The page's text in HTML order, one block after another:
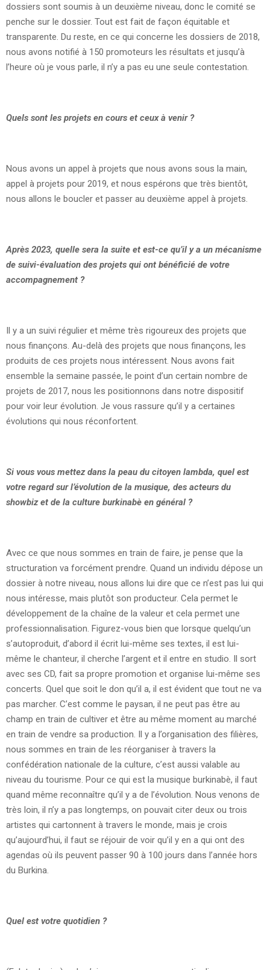
dossiers sont soumis à un deuxième niveau, donc le comité se
penche sur le dossier. Tout est fait de façon équitable et
transparente. Du reste, en ce qui concerne les dossiers de 2018,
nous avons notifié à 150 promoteurs les résultats et jusqu’à
l’heure où je vous parle, il n’y a pas eu une seule contestation.
Quels sont les projets en cours et ceux à venir ?
Nous avons un appel à projets que nous avons sous la main,
appel à projets pour 2019, et nous espérons que très bientôt,
nous allons le boucler et passer au deuxième appel à projets.
Après 2023, quelle sera la suite et est-ce qu’il y a un mécanisme
de suivi-évaluation des projets qui ont bénéficié de votre
accompagnement ?
Il y a un suivi régulier et même très rigoureux des projets que
nous finançons. Au-delà des projets que nous finançons, les
produits de ces projets nous intéressent. Nous avons fait
ensemble la semaine passée, le point d’un certain nombre de
projets de 2017, nous les positionnons dans notre dispositif
pour voir leur évolution. Je vous rassure qu’il y a certaines
évolutions qui nous réconfortent.
Si vous vous mettez dans la peau du citoyen lambda, quel est
votre regard sur l’évolution de la musique, des acteurs du
showbiz et de la culture burkinabè en général ?
Avec ce que nous sommes en train de faire, je pense que la
structuration va forcément prendre. Quand un individu dépose un
dossier à notre niveau, nous allons lui dire que ce n’est pas lui qui
nous intéresse, mais plutôt son producteur. Cela permet le
développement de la chaîne de la valeur et cela permet une
professionnalisation. Figurez-vous bien que lorsque quelqu’un
s’autoproduit, d’abord il écrit lui-même ses textes, il est lui-
même le chanteur, il cherche l’argent et il entre en studio. Il sort
avec ses CD, fait sa propre promotion et organise lui-même ses
concerts. Quel que soit le don qu’il a, il est évident que tout ne va
pas marcher. C’est comme le paysan, il ne peut pas être au
champ en train de cultiver et être au même moment au marché
en train de vendre sa production. Il y a l’organisation des filières,
nous sommes en train de les réorganiser à travers la
confédération nationale de la culture, c’est aussi valable au
niveau du tourisme. Pour ce qui est la musique burkinabè, il faut
quand même reconnaître qu’il y a de l’évolution. Nous venons de
très loin, il n’y a pas longtemps, on pouvait citer deux ou trois
artistes qui cartonnent à travers le monde, mais je crois
qu’aujourd’hui, il faut se réjouir de voir qu’il y en a qui ont des
agendas où ils peuvent passer 90 à 100 jours dans l’année hors
du Burkina.
Quel est votre quotidien ?